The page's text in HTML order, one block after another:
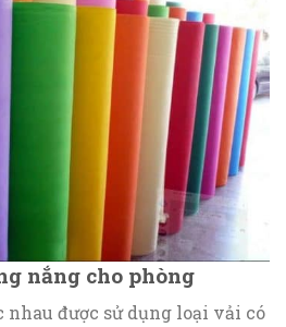
nắng cho phòng
được sử dụng loại vải có